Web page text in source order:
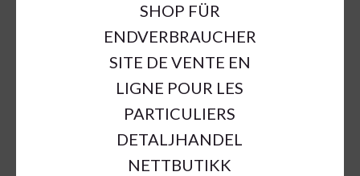
SHOP FÜR
ENDVERBRAUCHER
SITE DE VENTE EN
LIGNE POUR LES
PARTICULIERS
DETALJHANDEL
NETTBUTIKK